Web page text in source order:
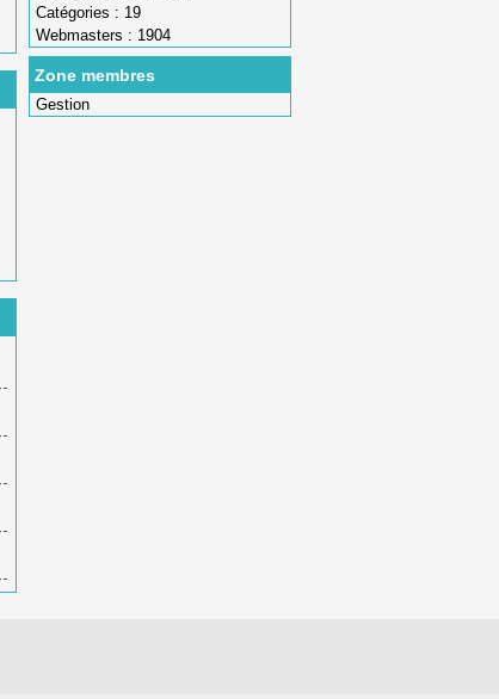
Catégories : 19
Webmasters : 1904
Zone membres
Gestion